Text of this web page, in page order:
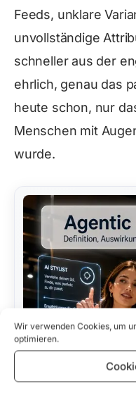
Wir verwenden Cookies, um
optimieren.
Feeds, unklare
unvollständige
schneller aus der
ehrlich, genau das
heute schon, nur
Menschen mit
wurde.